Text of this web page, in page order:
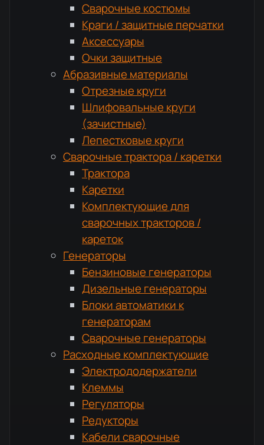
Сварочные костюмы
Краги / защитные перчатки
Аксессуары
Очки защитные
Абразивные материалы
Отрезные круги
Шлифовальные круги
(зачистные)
Лепестковые круги
Сварочные трактора / каретки
Трактора
Каретки
Комплектующие для
сварочных тракторов /
кареток
Генераторы
Бензиновые генераторы
Дизельные генераторы
Блоки автоматики к
генераторам
Сварочные генераторы
Расходные комплектующие
Электрододержатели
Клеммы
Регуляторы
Редукторы
Кабели сварочные